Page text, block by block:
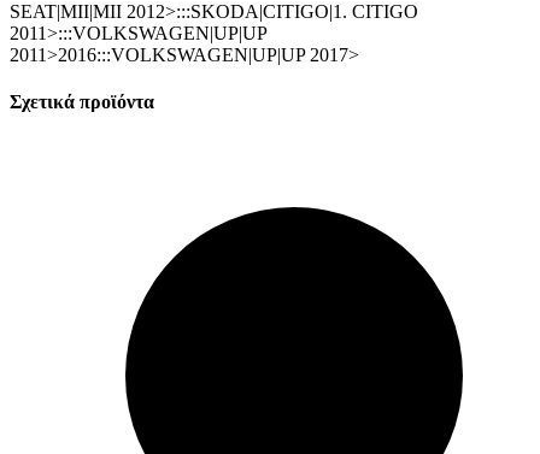
SEAT|MII|MII 2012>:::SKODA|CITIGO|1. CITIGO
2011>:::VOLKSWAGEN|UP|UP
2011>2016:::VOLKSWAGEN|UP|UP 2017>
Σχετικά προϊόντα